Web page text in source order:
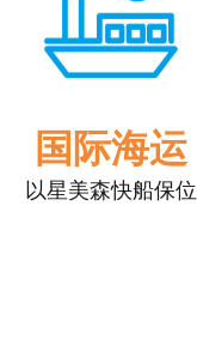
国际海运
以星美森快船保位